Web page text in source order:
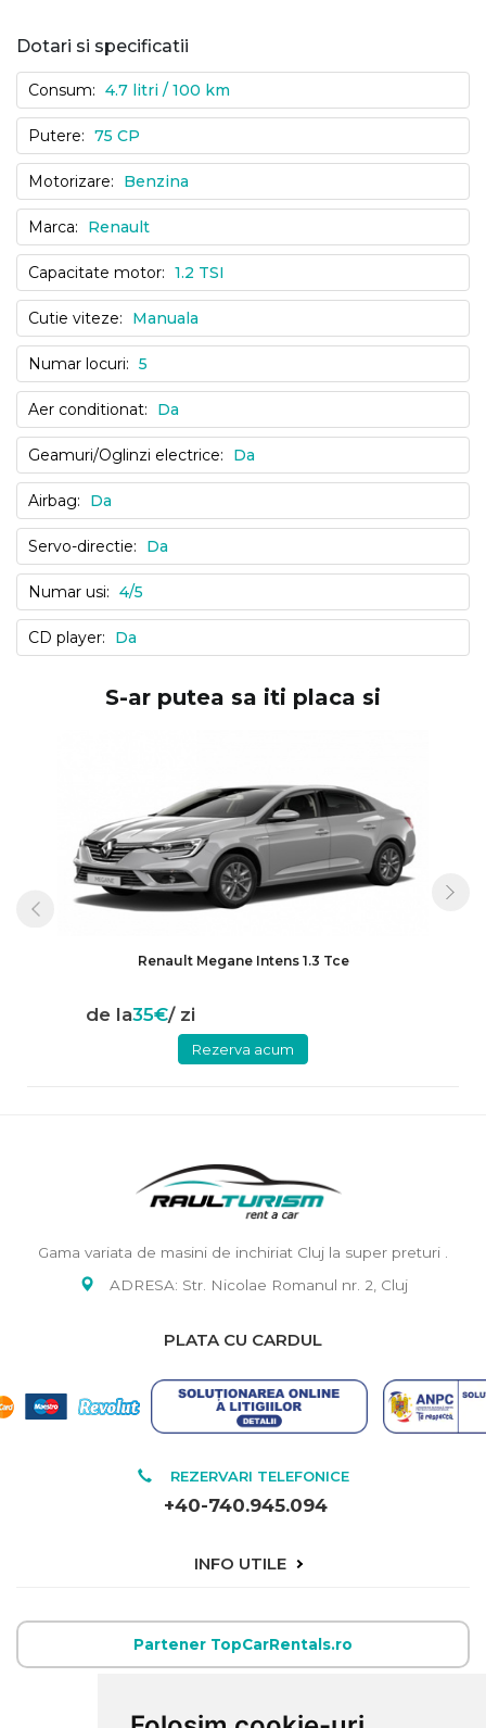
Dotari si specificatii
Consum: 4.7 litri / 100 km
Putere: 75 CP
Motorizare: Benzina
Marca: Renault
Capacitate motor: 1.2 TSI
Cutie viteze: Manuala
Numar locuri: 5
Aer conditionat: Da
Geamuri/Oglinzi electrice: Da
Airbag: Da
Servo-directie: Da
Numar usi: 4/5
CD player: Da
S-ar putea sa iti placa si
Renault Megane Intens 1.3 Tce
de la35€/ zi
Rezerva acum
Gama variata de masini de inchiriat Cluj la super preturi .
ADRESA: Str. Nicolae Romanul nr. 2, Cluj
PLATA CU CARDUL
REZERVARI TELEFONICE
+40-740.945.094
INFO UTILE
Partener TopCarRentals.ro